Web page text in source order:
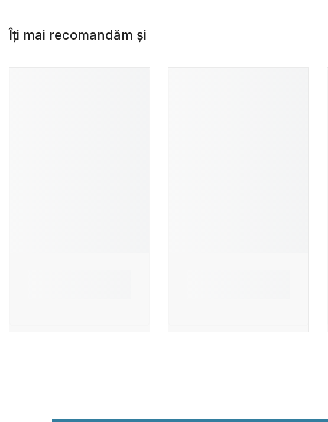
Îți mai recomandăm și